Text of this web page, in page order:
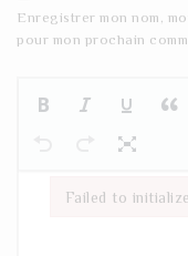
Enregistrer mon nom,
pour mon prochain
Failed to